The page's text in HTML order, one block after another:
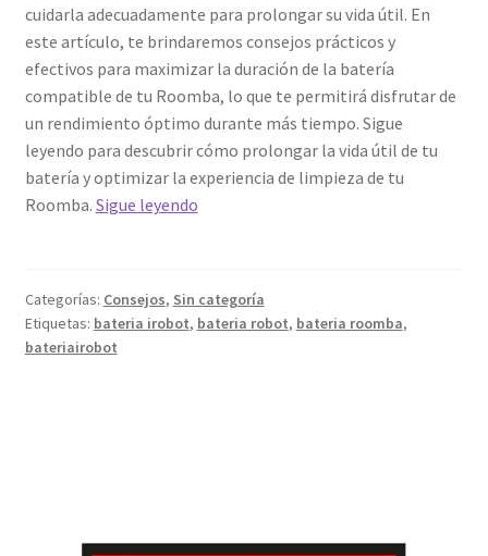
cuidarla adecuadamente para prolongar su vida útil. En
este artículo, te brindaremos consejos prácticos y
efectivos para maximizar la duración de la batería
compatible de tu Roomba, lo que te permitirá disfrutar de
un rendimiento óptimo durante más tiempo. Sigue
leyendo para descubrir cómo prolongar la vida útil de tu
batería y optimizar la experiencia de limpieza de tu
Roomba. Sigue leyendoCómo
útil
Categorías: Consejos, Sin categoría
Etiquetas: bateria irobot, bateria robot, bateria roomba,
bateriairobot